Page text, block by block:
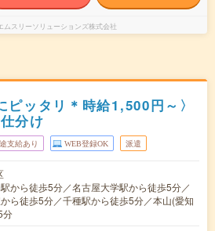
ムスリーソリューションズ株式会社
ピッタリ＊時給1,500円～〉
分け
支給あり WEB登録OK 派遣
から徒歩5分／名古屋大学駅から徒歩5分／
ら徒歩5分／千種駅から徒歩5分／本山(愛知
分